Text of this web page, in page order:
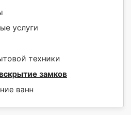
услуги
техники
замков
ванн